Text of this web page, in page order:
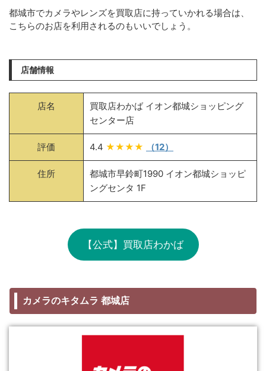
都城市でカメラやレンズを買取店に持っていかれる場合は、
こちらのお店を利用されるのもいいでしょう。
店舗情報
店名
買取店わかば イオン都城ショッピング
センター店
評価 4.4 ★★★★ （12）
住所
都城市早鈴町1990 イオン都城ショッピ
ングセンタ 1F
【公式】買取店わかば
カメラのキタムラ 都城店